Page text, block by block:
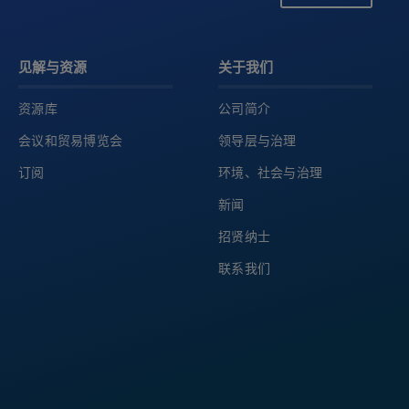
见解与资源
资源库
会议和贸易博览会
订阅
关于我们
公司简介
领导层与治理
环境、社会与治理
新闻
招贤纳士
联系我们